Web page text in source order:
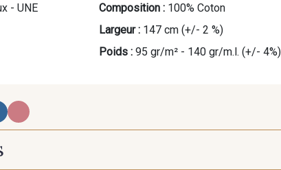
- UNE
Composition : 100% Coton
Largeur : 147 cm (+/- 2 %)
Poids : 95 gr/m² - 140 gr/m.l. (+/- 4%)